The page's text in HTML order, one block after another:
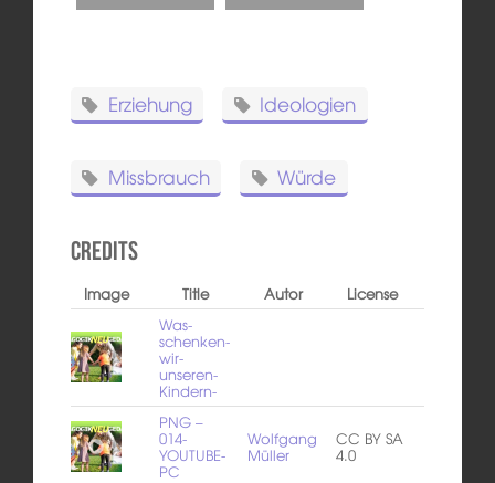
Erziehung Ideologien
Missbrauch Würde
Credits
Image Title Autor
License
Was-
schenken-
wir-
unseren-
Kindern-
PNG –
014-
YOUTUBE-
PC
Wolfgang
Müller
CC BY SA
4.0